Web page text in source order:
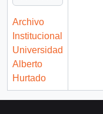
Archivo
Institucional
Universidad
Alberto
Hurtado